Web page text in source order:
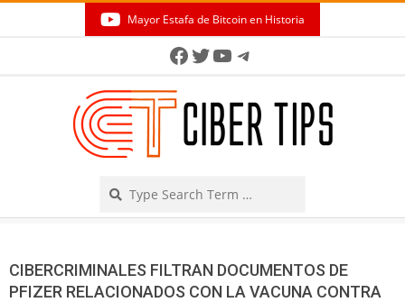
Mayor Estafa de Bitcoin en Historia
Facebook
Twitter
YouTube
Telegram
CIBERCRIMINALES FILTRAN DOCUMENTOS DE
PFIZER RELACIONADOS CON LA VACUNA CONTRA